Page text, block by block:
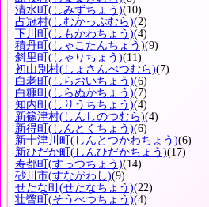
清水町 (しみずちょう)(10)
占冠村(しむかっぷむら)(2)
下川町 (しもかわちょう)(4)
積丹町 (しゃこたんちょう)(9)
斜里町 (しゃりちょう)(11)
初山別村(しょさんべつむら)(7)
白老町 (しらおいちょう)(6)
白糠町 (しらぬかちょう)(7)
知内町 (しりうちちょう)(4)
新篠津村(しんしのつむら)(4)
新得町 (しんとくちょう)(6)
新十津川町 (しんとつかわちょう)(6)
新ひだか町 (しんひだかちょう)(17)
寿都町 (すっつちょう)(14)
砂川市(すながわし)(9)
せたな町 (せたなちょう)(22)
壮瞥町 (そうべつちょう)(4)